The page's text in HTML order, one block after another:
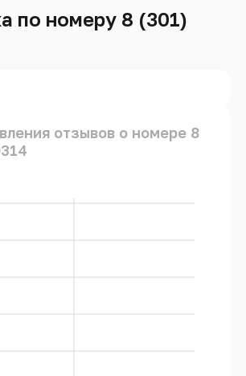
по номеру 8 (301)
отзывов о номере 8